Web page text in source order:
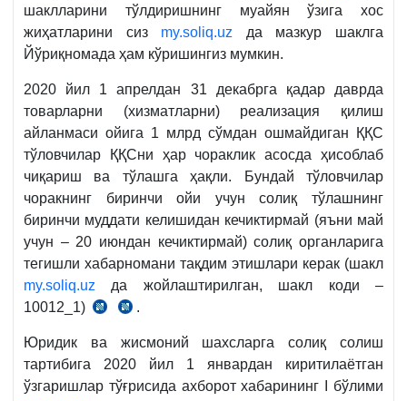
259-
м.
шаклларини тўлдиришнинг муайян ўзига хос
жиҳатларини сиз my.soliq.uz да мазкур шаклга
Йўриқномада ҳам кўришингиз мумкин.
2020 йил 1 апрелдан 31 декабрга қадар даврда
товарларни (хизматларни) реализация қилиш
айланмаси ойига 1 млрд сўмдан ошмайдиган ҚҚС
тўловчилар ҚҚСни ҳар чораклик асосда ҳисоблаб
чиқариш ва тўлашга ҳақли. Бундай тўловчилар
чоракнинг биринчи ойи учун солиқ тўлашнинг
биринчи муддати келишидан кечиктирмай (яъни май
учун – 20 июндан кечиктирмай) солиқ органларига
тегишли хабарномани тақдим этишлари керак (шакл
my.soliq.uz да жойлаштирилган, шакл коди –
10012_1)
03.04.2020
4-
16.04.2020
01-
.
Юридик ва жисмоний шахсларга солиқ солиш
тартибига 2020 йил 1 январдан киритилаётган
ўзгаришлар тўғрисида ахборот хабарининг I бўлими